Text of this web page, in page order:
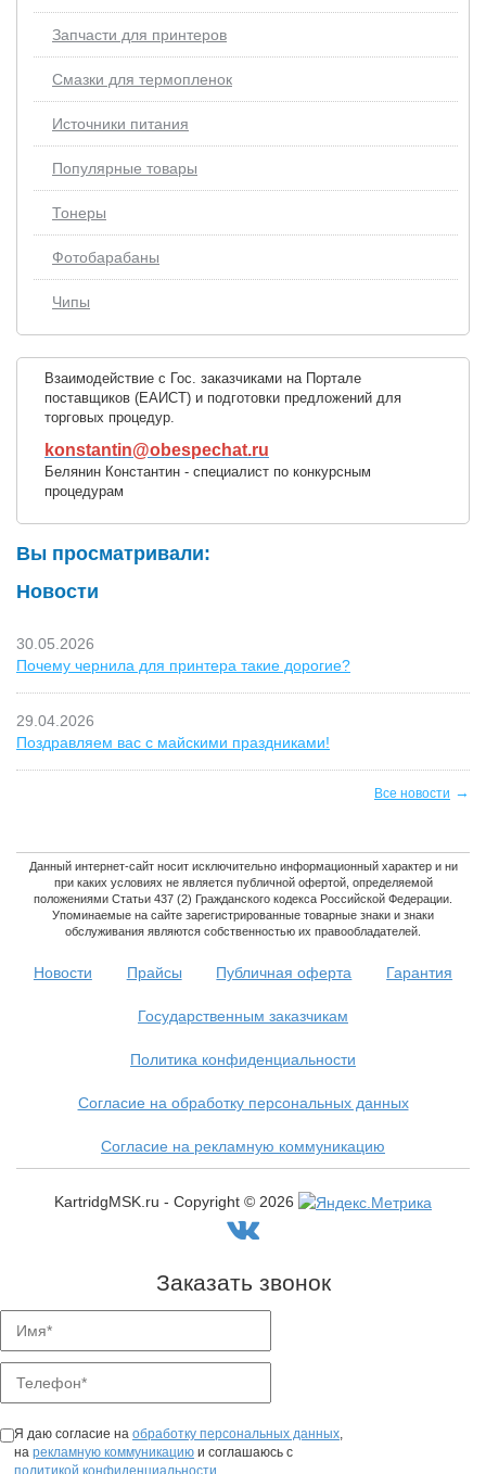
Запчасти для принтеров
Смазки для термопленок
Источники питания
Популярные товары
Тонеры
Фотобарабаны
Чипы
Взаимодействие с Гос. заказчиками на Портале
поставщиков (ЕАИСТ) и подготовки предложений для
торговых процедур.
konstantin@obespechat.ru
Белянин Константин - специалист по конкурсным
процедурам
Вы просматривали:
Новости
30.05.2026
Почему чернила для принтера такие дорогие?
29.04.2026
Поздравляем вас с майскими праздниками!
Все новости →
Данный интернет-сайт носит исключительно информационный характер и ни
при каких условиях не является публичной офертой, определяемой
положениями Статьи 437 (2) Гражданского кодекса Российской Федерации.
Упоминаемые на сайте зарегистрированные товарные знаки и знаки
обслуживания являются собственностью их правообладателей.
Новости Прайсы Публичная оферта Гарантия
Государственным заказчикам
Политика конфиденциальности
Согласие на обработку персональных данных
Согласие на рекламную коммуникацию
KartridgMSK.ru - Copyright © 2026
Заказать звонок
Я даю согласие на обработку персональных данных,
на рекламную коммуникацию и соглашаюсь с